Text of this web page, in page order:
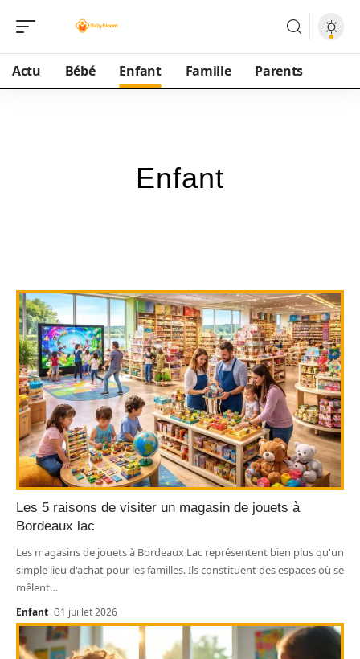
Actu Bébé Enfant Famille Parents
Enfant
Les 5 raisons de visiter un magasin de jouets à
Bordeaux lac
Les magasins de jouets à Bordeaux Lac représentent bien plus qu'un
simple lieu d'achat pour les familles. Ils constituent des espaces où se
mêlent…
Enfant 31 juillet 2026